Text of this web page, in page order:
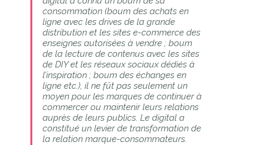
consommation (boum des achats en
ligne avec les drives de la grande
distribution et les sites e-commerce des
enseignes autorisées à vendre ; boum
de la lecture de contenus avec les sites
de DIY et les réseaux sociaux dédiés à
l’inspiration ; boum des échanges en
ligne etc.), il ne fût pas seulement un
moyen pour les marques de continuer à
commercer ou maintenir leurs relations
auprès de leurs publics. Le digital a
constitué un levier de transformation de
la relation marque-consommateurs.